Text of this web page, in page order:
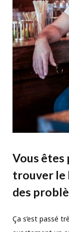
Vous êtes
trouver le
des
Ça s’est passé